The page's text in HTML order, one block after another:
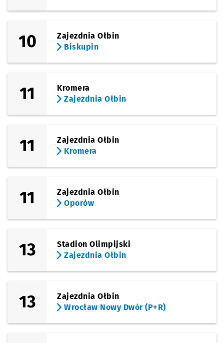
10
Zajezdnia Ołbin
Biskupin
11
Kromera
Zajezdnia Ołbin
11
Zajezdnia Ołbin
Kromera
11
Zajezdnia Ołbin
Oporów
13
Stadion Olimpijski
Zajezdnia Ołbin
13
Zajezdnia Ołbin
Wrocław Nowy Dwór (P+R)